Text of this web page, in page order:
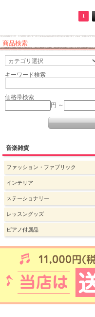
1
商品検索
キーワード検索
価格帯検索
円 ～
音楽雑貨
ファッション・ファブリック
インテリア
ステーショナリー
レッスングッズ
ピアノ付属品